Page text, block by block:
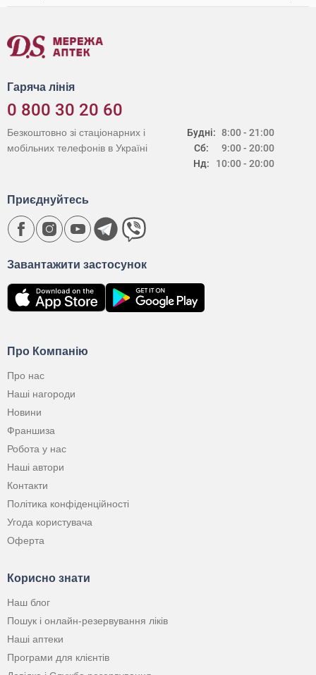
Гаряча лінія
0 800 30 20 60
Будні:
Сб:
Нд:
8:00 - 21:00
9:00 - 20:00
10:00 - 20:00
Безкоштовно зі стаціонарних і
мобільних телефонів в Україні
Про Компанію
Про нас
Наші нагороди
Новини
Франшиза
Робота у нас
Наші автори
Контакти
Політика конфіденційності
Угода користувача
Оферта
Корисно знати
Наш блог
Пошук і онлайн-резервування ліків
Наші аптеки
Програми для клієнтів
Завантажити застосунок
Приєднуйтесь